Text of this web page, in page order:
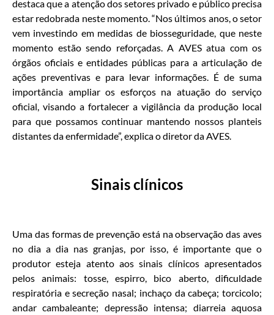
destaca que a atenção dos setores privado e público precisa
estar redobrada neste momento. “Nos últimos anos, o setor
vem investindo em medidas de biosseguridade, que neste
momento estão sendo reforçadas. A AVES atua com os
órgãos oficiais e entidades públicas para a articulação de
ações preventivas e para levar informações. É de suma
importância ampliar os esforços na atuação do serviço
oficial, visando a fortalecer a vigilância da produção local
para que possamos continuar mantendo nossos planteis
distantes da enfermidade”, explica o diretor da AVES.
Sinais clínicos
Uma das formas de prevenção está na observação das aves
no dia a dia nas granjas, por isso, é importante que o
produtor esteja atento aos sinais clínicos apresentados
pelos animais: tosse, espirro, bico aberto, dificuldade
respiratória e secreção nasal; inchaço da cabeça; torcicolo;
andar cambaleante; depressão intensa; diarreia aquosa